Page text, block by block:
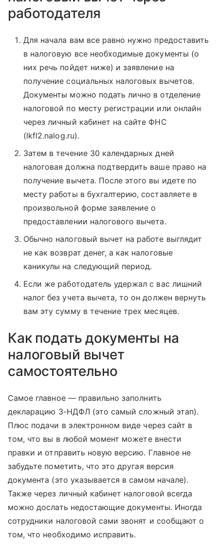
работодателя
Для начала вам все равно нужно предоставить
в налоговую все необходимые документы (о
них речь пойдет ниже) и заявление на
получение социальных налоговых вычетов.
Документы можно подать лично в отделение
налоговой по месту регистрации или онлайн
через личный кабинет на сайте ФНС
(lkfl2.nalog.ru).
Затем в течение 30 календарных дней
налоговая должна подтвердить ваше право на
получение вычета. После этого вы идете по
месту работы в бухгалтерию, составляете в
произвольной форме заявление о
предоставлении налогового вычета.
Обычно налоговый вычет на работе выглядит
не как возврат денег, а как налоговые
каникулы на следующий период.
Если же работодатель удержал с вас лишний
налог без учета вычета, то он должен вернуть
вам эту сумму в течение трех месяцев.
Как подать документы на
налоговый вычет
самостоятельно
Самое главное — правильно заполнить
декларацию 3-НДФЛ (это самый сложный этап).
Плюс подачи в электронном виде через сайт в
том, что вы в любой момент можете внести
правки и отправить новую версию. Главное не
забудьте пометить, что это другая версия
документа (это указывается в самом начале).
Также через личный кабинет налоговой всегда
можно дослать недостающие документы. Иногда
сотрудники налоговой сами звонят и сообщают о
том, что необходимо исправить.